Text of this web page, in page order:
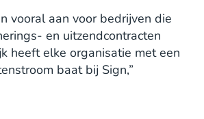
vooral aan voor bedrijven die
en uitzendcontracten
heeft elke organisatie met een
baat bij Sign,”